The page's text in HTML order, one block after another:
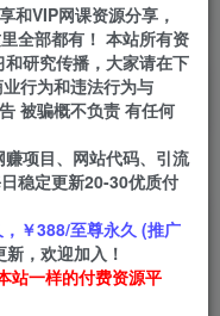
24小时自动赚钱
动的知识IP和老
直播间
和VIP网课资源分享，
全部都有！ 本站所有资
研究传播，大家请在下
行为和违法行为与
被骗概不负责 有任何
项目、网站代码、引流
稳定更新20-30优质付
￥388/至尊永久 (推广
新，欢迎加入！
站一样的付费资源平